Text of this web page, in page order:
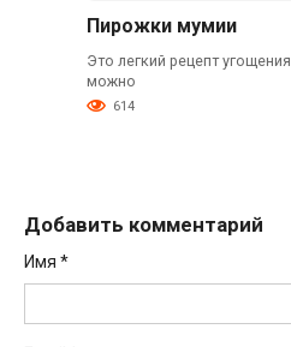
Пирожки мумии
Это легкий рецепт
можно
614
Добавить комментарий
Имя *